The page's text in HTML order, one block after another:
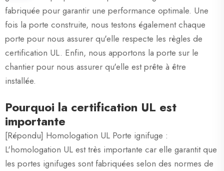
fabriquée pour garantir une performance optimale. Une
fois la porte construite, nous testons également chaque
porte pour nous assurer qu'elle respecte les règles de
certification UL. Enfin, nous apportons la porte sur le
chantier pour nous assurer qu'elle est prête à être
installée.
Pourquoi la certification UL est
importante
[Répondu] Homologation UL Porte ignifuge :
L'homologation UL est très importante car elle garantit que
les portes ignifuges sont fabriquées selon des normes de